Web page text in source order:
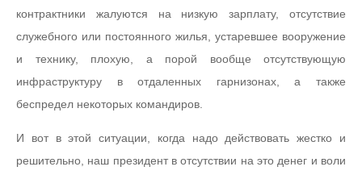
контрактники жалуются на низкую зарплату, отсутствие
служебного или постоянного жилья, устаревшее вооружение
и технику, плохую, а порой вообще отсутствующую
инфраструктуру в отдаленных гарнизонах, а также
беспредел некоторых командиров.
И вот в этой ситуации, когда надо действовать жестко и
решительно, наш президент в отсутствии на это денег и воли